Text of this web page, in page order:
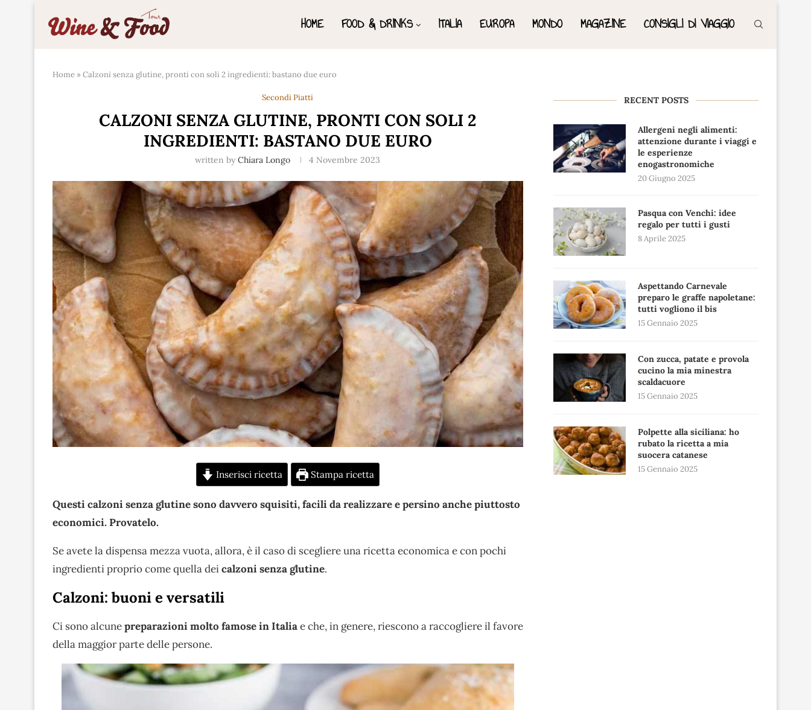
HOME FOOD & DRINKS ITALIA EUROPA MONDO MAGAZINE CONSIGLI DI VIAGGIO
Home »Calzoni senza glutine, pronti con soli 2 ingredienti: bastano due euro
Secondi Piatti
CALZONI SENZA GLUTINE, PRONTI CON SOLI 2
INGREDIENTI: BASTANO DUE EURO
written byChiara Longo 4 Novembre 2023
Inserisci ricetta Stampa ricetta
Questi calzoni senza glutine sono davvero squisiti, facili da realizzare e persino anche piuttosto
economici. Provatelo.
Se avete la dispensa mezza vuota, allora, è il caso di scegliere una ricetta economica e con pochi
ingredienti proprio come quella deicalzoni senza glutine.
Calzoni: buoni e versatili
Ci sono alcunepreparazioni molto famose in Italiae che, in genere, riescono a raccogliere il favore
della maggior parte delle persone.
RECENT POSTS
Allergeni negli alimenti:
attenzione durante i viaggi e
le esperienze
enogastronomiche
20 Giugno 2025
Pasqua con Venchi: idee
regalo per tutti i gusti
8 Aprile 2025
Aspettando Carnevale
preparo le graffe napoletane:
tutti vogliono il bis
15 Gennaio 2025
Con zucca, patate e provola
cucino la mia minestra
scaldacuore
15 Gennaio 2025
Polpette alla siciliana: ho
rubato la ricetta a mia
suocera catanese
15 Gennaio 2025